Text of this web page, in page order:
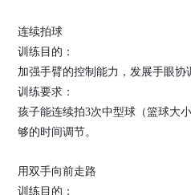
连续拍球
训练目的：
加强手臂的控制能力，发展手眼协
训练要求：
孩子能连续拍3次中型球（篮球大
够的时间调节。
用双手向前走路
训练目的：